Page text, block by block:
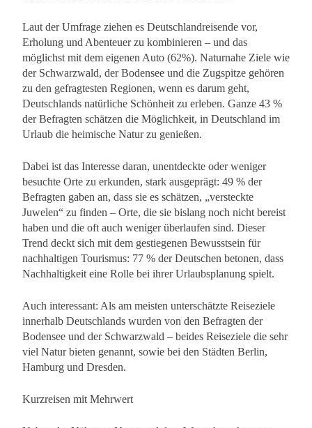
Laut der Umfrage ziehen es Deutschlandreisende vor,
Erholung und Abenteuer zu kombinieren – und das
möglichst mit dem eigenen Auto (62%). Naturnahe Ziele wie
der Schwarzwald, der Bodensee und die Zugspitze gehören
zu den gefragtesten Regionen, wenn es darum geht,
Deutschlands natürliche Schönheit zu erleben. Ganze 43 %
der Befragten schätzen die Möglichkeit, in Deutschland im
Urlaub die heimische Natur zu genießen.
Dabei ist das Interesse daran, unentdeckte oder weniger
besuchte Orte zu erkunden, stark ausgeprägt: 49 % der
Befragten gaben an, dass sie es schätzen, „versteckte
Juwelen“ zu finden – Orte, die sie bislang noch nicht bereist
haben und die oft auch weniger überlaufen sind. Dieser
Trend deckt sich mit dem gestiegenen Bewusstsein für
nachhaltigen Tourismus: 77 % der Deutschen betonen, dass
Nachhaltigkeit eine Rolle bei ihrer Urlaubsplanung spielt.
Auch interessant: Als am meisten unterschätzte Reiseziele
innerhalb Deutschlands wurden von den Befragten der
Bodensee und der Schwarzwald – beides Reiseziele die sehr
viel Natur bieten genannt, sowie bei den Städten Berlin,
Hamburg und Dresden.
Kurzreisen mit Mehrwert